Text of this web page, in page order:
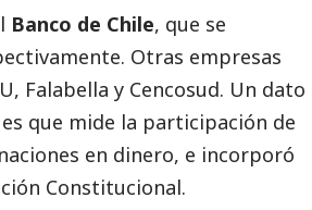
Banco de Chile, que se
Otras empresas
Falabella y Cencosud. Un dato
que mide la participación de
en dinero, e incorporó
Constitucional.